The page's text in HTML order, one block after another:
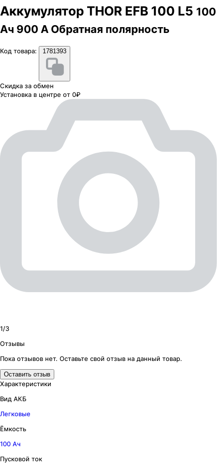
Аккумулятор THOR EFB 100 L5 100
Ач 900 А Обратная полярность
Код товара: 1781393
Скидка за обмен
Установка в центре от 0₽
1/3
Отзывы
Пока отзывов нет. Оставьте свой отзыв на данный товар.
Оставить отзыв
Характеристики
Вид АКБ
Легковые
Ёмкость
100 Ач
Пусковой ток